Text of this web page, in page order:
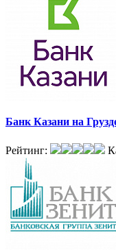
Банк Казани на
Рейтинг: